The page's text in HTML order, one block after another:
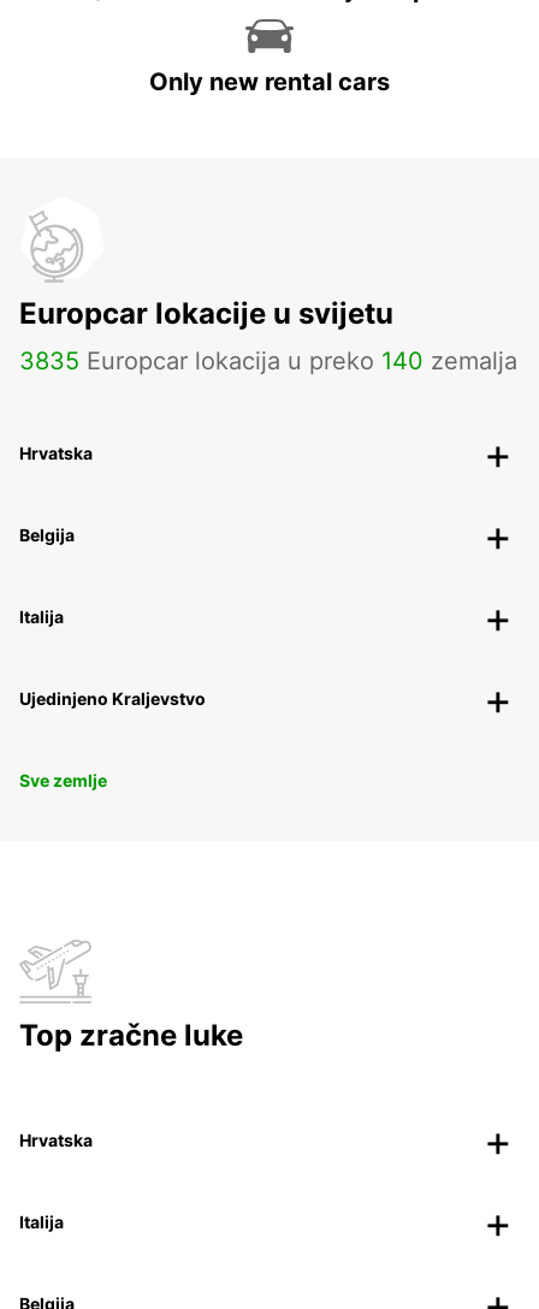
Only new rental cars
Europcar lokacije u svijetu
3835 Europcar lokacija u preko 140 zemalja
Hrvatska
Belgija
Italija
Ujedinjeno Kraljevstvo
Sve zemlje
Top zračne luke
Hrvatska
Italija
Belgija